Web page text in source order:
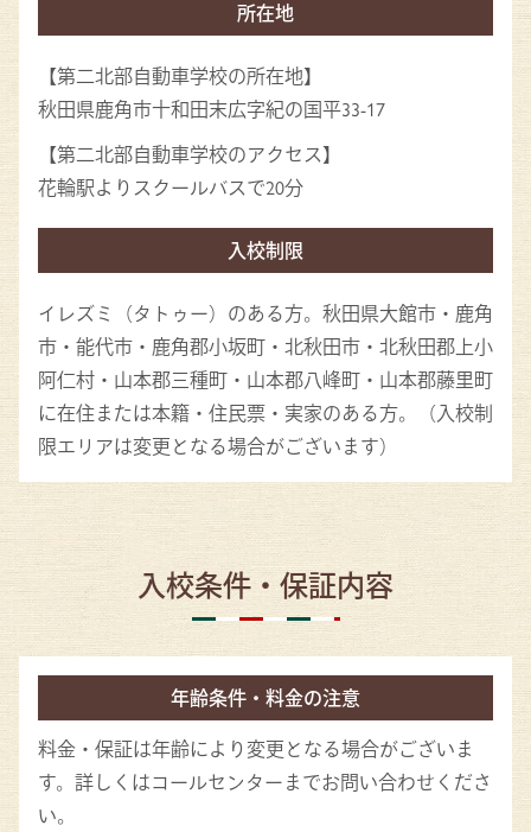
所在地
【第二北部自動車学校の所在地】
秋田県鹿角市十和田末広字紀の国平33-17
【第二北部自動車学校のアクセス】
花輪駅よりスクールバスで20分
入校制限
イレズミ（タトゥー）のある方。秋田県大館市・鹿角
市・能代市・鹿角郡小坂町・北秋田市・北秋田郡上小
阿仁村・山本郡三種町・山本郡八峰町・山本郡藤里町
に在住または本籍・住民票・実家のある方。（入校制
限エリアは変更となる場合がございます）
入校条件・保証内容
年齢条件・料金の注意
料金・保証は年齢により変更となる場合がございま
す。詳しくはコールセンターまでお問い合わせくださ
い。